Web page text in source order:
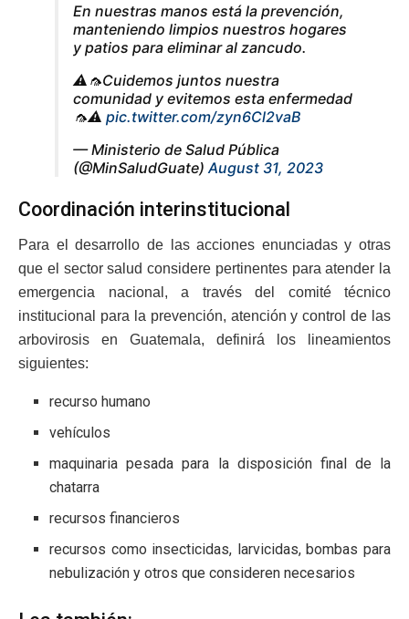
En nuestras manos está la prevención,
manteniendo limpios nuestros hogares
y patios para eliminar al zancudo.
⚠️🦟Cuidemos juntos nuestra
comunidad y evitemos esta enfermedad
🦟⚠️ pic.twitter.com/zyn6Cl2vaB
— Ministerio de Salud Pública
(@MinSaludGuate) August 31, 2023
Coordinación interinstitucional
Para el desarrollo de las acciones enunciadas y otras
que el sector salud considere pertinentes para atender la
emergencia nacional, a través del comité técnico
institucional para la prevención, atención y control de las
arbovirosis en Guatemala, definirá los lineamientos
siguientes:
recurso humano
vehículos
maquinaria pesada para la disposición final de la
chatarra
recursos financieros
recursos como insecticidas, larvicidas, bombas para
nebulización y otros que consideren necesarios